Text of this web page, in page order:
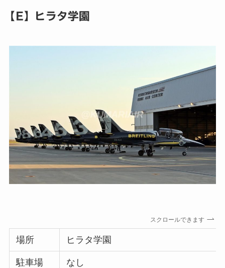
【E】ヒラタ学園
スクロールできます
場所 ヒラタ学園
駐車場 なし